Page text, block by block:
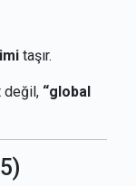
taşır.
değil, “global